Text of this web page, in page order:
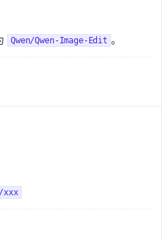
Qwen/Qwen-Image-Edit 。